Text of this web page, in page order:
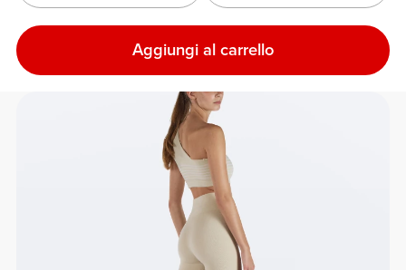
Aggiungi al carrello